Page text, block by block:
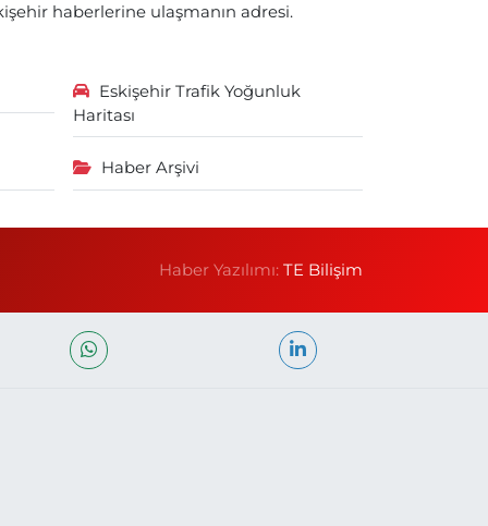
haberlerine ulaşmanın adresi.
Eskişehir Trafik Yoğunluk
Haritası
Haber Arşivi
Haber Yazılımı:TE Bilişim